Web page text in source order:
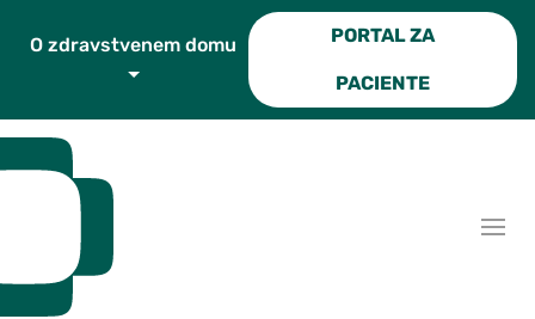
PORTAL ZA
PACIENTE